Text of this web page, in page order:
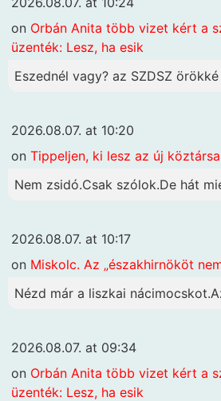
on Orbán Anita több vizet kért a
üzenték: Lesz, ha esik
Eszednél vagy? az SZDSZ örökké
2026.08.07. at 10:20
on Tippeljen, ki lesz az új
Nem zsidó.Csak szólok.De hát
2026.08.07. at 10:17
on Miskolc. Az „északhirnököt
Nézd már a liszkai
2026.08.07. at 09:34
on Orbán Anita több vizet kért a
üzenték: Lesz, ha esik